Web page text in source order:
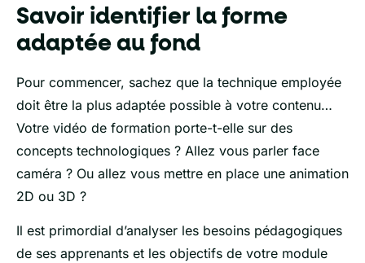
Savoir identifier la forme
adaptée au fond
Pour commencer, sachez que la technique employée
doit être la plus adaptée possible à votre contenu…
Votre vidéo de formation porte-t-elle sur des
concepts technologiques ? Allez vous parler face
caméra ? Ou allez vous mettre en place une animation
2D ou 3D ?
Il est primordial d’analyser les besoins pédagogiques
de ses apprenants et les objectifs de votre module